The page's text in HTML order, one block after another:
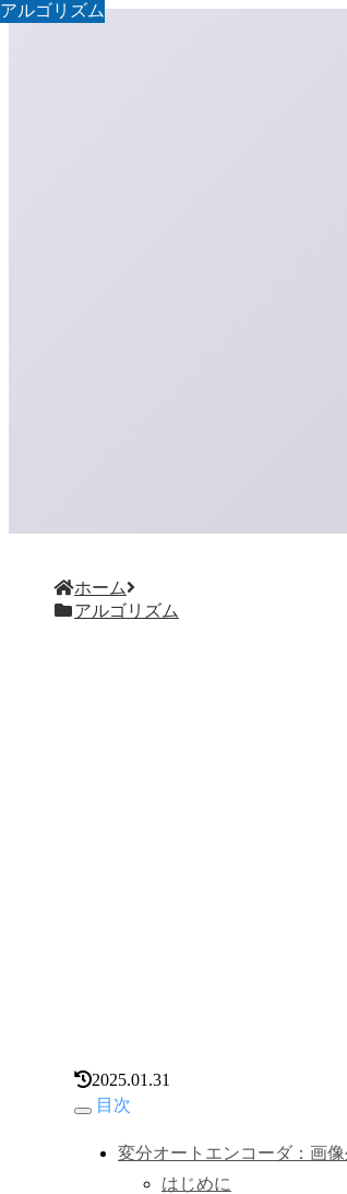
ホーム
アルゴリズム
アルゴリズム
2025.01.31
目次
変分オートエンコーダ：画
はじめに
アルゴリズム
アルゴリズム
アルゴリズム
アルゴリズム
アルゴリズム
アルゴリズム
アルゴリズム
アルゴリズム